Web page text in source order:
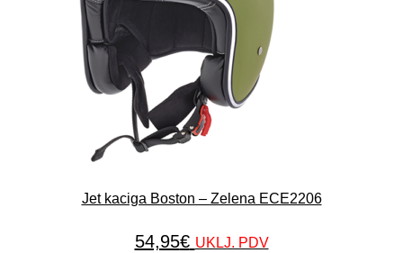
Jet kaciga Boston – Zelena ECE2206
54,95€ UKLJ. PDV